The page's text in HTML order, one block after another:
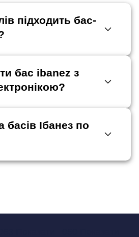
підходить бас-
бас ibanez з
басів Ібанез по